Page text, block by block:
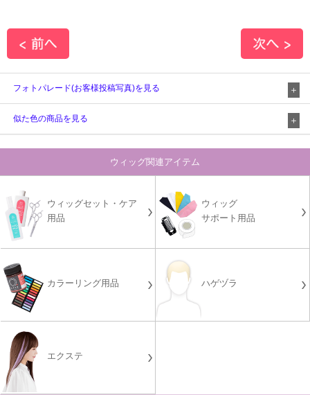
フォトパレード(お客様投稿写真)を見る
似た色の商品を見る
ウィッグ関連アイテム
ウィッグセット・ケア
用品
ウィッグ
サポート用品
カラーリング用品 ハゲヅラ
エクステ